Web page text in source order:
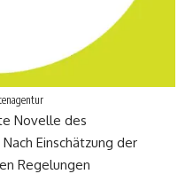
Novelle des
Einschätzung der
Regelungen